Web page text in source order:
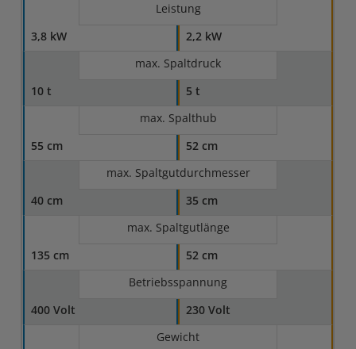
Leistung
3,8 kW
2,2 kW
max. Spaltdruck
10 t
5 t
max. Spalthub
55 cm
52 cm
max. Spaltgutdurchmesser
40 cm
35 cm
max. Spaltgutlänge
135 cm
52 cm
Betriebsspannung
400 Volt
230 Volt
Gewicht